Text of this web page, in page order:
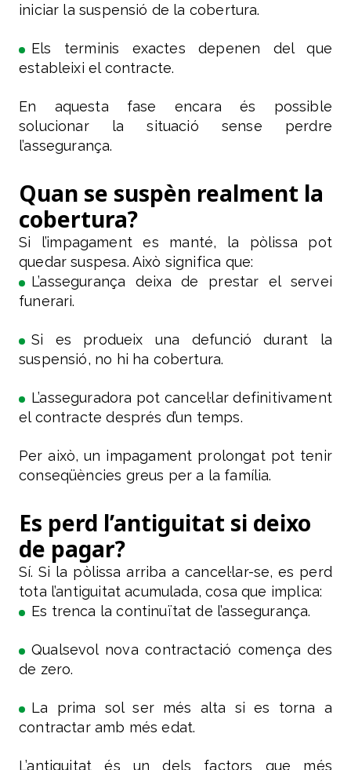
iniciar la suspensió de la cobertura.
Els terminis exactes depenen del que
estableixi el contracte.
En aquesta fase encara és possible
solucionar la situació sense perdre
l’assegurança.
Quan se suspèn realment la
cobertura?
Si l’impagament es manté, la pòlissa pot
quedar suspesa. Això significa que:
L’assegurança deixa de prestar el servei
funerari.
Si es produeix una defunció durant la
suspensió, no hi ha cobertura.
L’asseguradora pot cancel·lar definitivament
el contracte després d’un temps.
Per això, un impagament prolongat pot tenir
conseqüències greus per a la família.
Es perd l’antiguitat si deixo
de pagar?
Sí. Si la pòlissa arriba a cancel·lar-se, es perd
tota l’antiguitat acumulada, cosa que implica:
Es trenca la continuïtat de l’assegurança.
Qualsevol nova contractació comença des
de zero.
La prima sol ser més alta si es torna a
contractar amb més edat.
L’antiguitat és un dels factors que més